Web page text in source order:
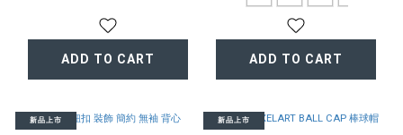
ADD TO CART ADD TO CART
新品上市 新品上市